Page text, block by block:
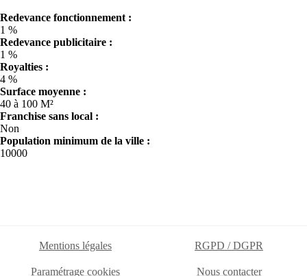
Redevance fonctionnement :
1 %
Redevance publicitaire :
1 %
Royalties :
4 %
Surface moyenne :
40 à 100 M²
Franchise sans local :
Non
Population minimum de la ville :
10000
Mentions légales RGPD / DGPR
Paramétrage cookies
Nous contacter